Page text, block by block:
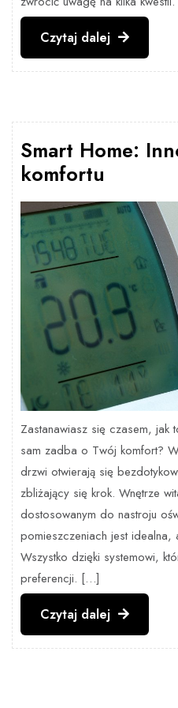
Czytaj dalej
Czytaj
dalej
Smart Home:
komfortu
Zastanawiasz się czasem,
sam zadba o Twój komfort?
drzwi otwierają się
zbliżający się krok. Wnętrze
dostosowanym do nastroju
pomieszczeniach jest idealna,
Wszystko dzięki systemowi,
preferencji. […]
Czytaj dalej
Czytaj
dalej